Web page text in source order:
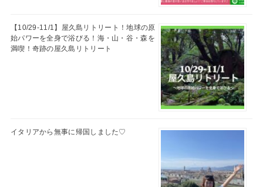
【10/29-11/1】屋久島リトリート！地球の原
始パワーを全身で浴びる！海・山・谷・森を
満喫！奇跡の屋久島リトリート
イタリアから無事に帰国しました♡